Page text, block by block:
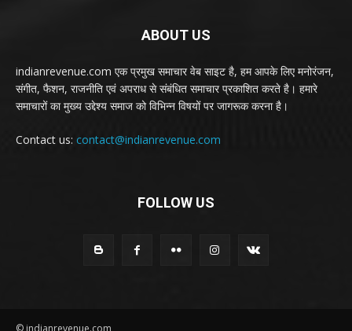
ABOUT US
indianrevenue.com एक प्रमुख समाचार वेब साइट है, हम आपके लिए मनोरंजन,
संगीत, फैशन, राजनीति एवं अपराध से संबंधित समाचार प्रकाशित करते है। हमारे
समाचारों का मुख्य उद्देश्य समाज को विभिन्न विषयों पर जागरूक करना है।
Contact us: contact@indianrevenue.com
FOLLOW US
© indianrevenue.com